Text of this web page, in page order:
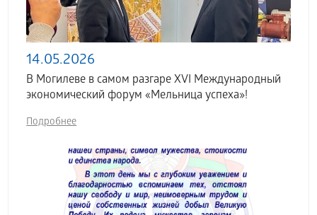
14.05.2026
В Могилеве в самом разгаре XVI Международный
экономический форум «Мельница успеха»!
Подробнее